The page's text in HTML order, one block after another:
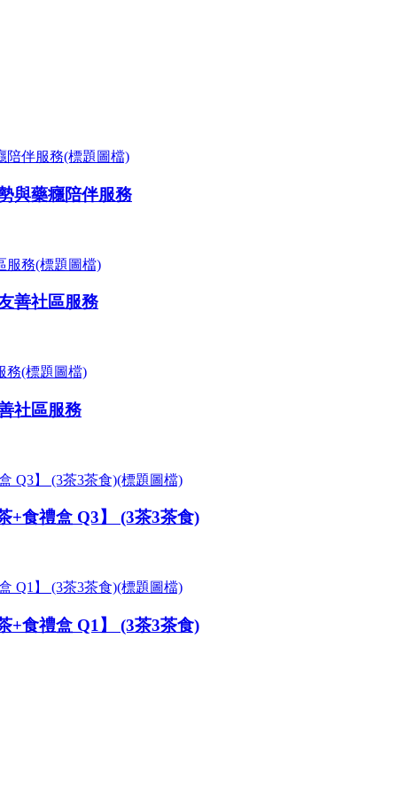
與藥癮陪伴服務
善社區服務
社區服務
+食禮盒 Q3】 (3茶3茶食)
+食禮盒 Q1】 (3茶3茶食)